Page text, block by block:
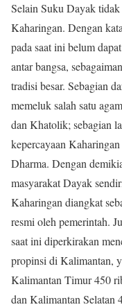
Selain Suku Dayak tidak
Kaharingan. Dengan
pada saat ini belum
antar bangsa,
tradisi besar. Sebagian
memeluk salah satu
dan Khatolik; sebagian
kepercayaan
Dharma. Dengan
masyarakat Dayak
Kaharingan diangkat
resmi oleh pemerintah.
saat ini diperkirakan
propinsi di Kalimantan,
Kalimantan Timur 450
dan Kalimantan Selatan